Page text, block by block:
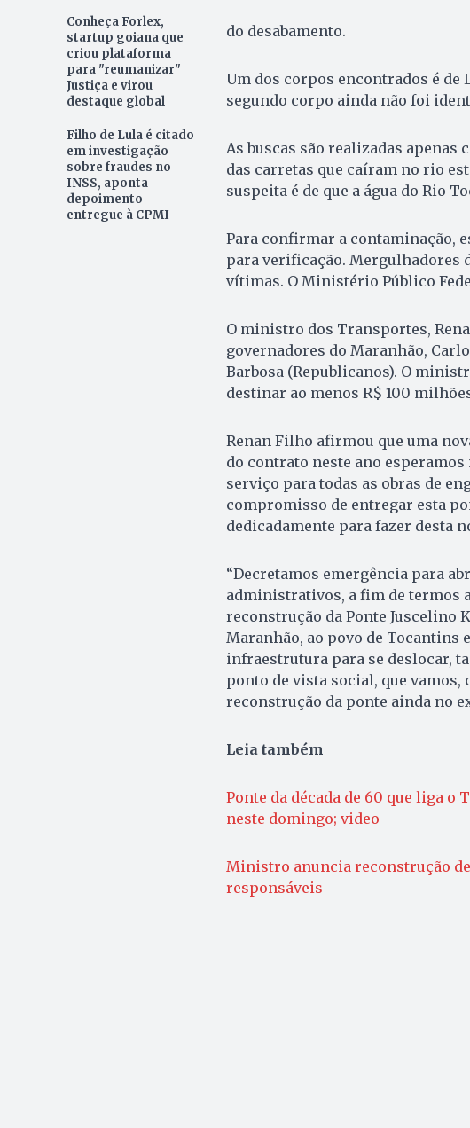
Conheça Forlex,
startup goiana que
criou plataforma
para "reumanizar"
Justiça e virou
destaque global
Filho de Lula é citado
em investigação
sobre fraudes no
INSS, aponta
depoimento
entregue à CPMI
do desabamento.
Um dos corpos encontrados é de
segundo corpo ainda não foi
As buscas são realizadas apenas
das carretas que caíram no rio
suspeita é de que a água do Rio
Para confirmar a contaminação,
para verificação. Mergulhadores
vítimas. O Ministério Público
O ministro dos Transportes,
governadores do Maranhão,
Barbosa (Republicanos). O
destinar ao menos R$ 100
Renan Filho afirmou que uma
do contrato neste ano
serviço para todas as obras de
compromisso de entregar esta
dedicadamente para fazer desta
“Decretamos emergência para
administrativos, a fim de termos
reconstrução da Ponte Juscelino
Maranhão, ao povo de Tocantins
infraestrutura para se deslocar,
ponto de vista social, que vamos,
reconstrução da ponte ainda no
Leia também
Ponte da década de 60 que liga
neste domingo; video
Ministro anuncia reconstrução
responsáveis